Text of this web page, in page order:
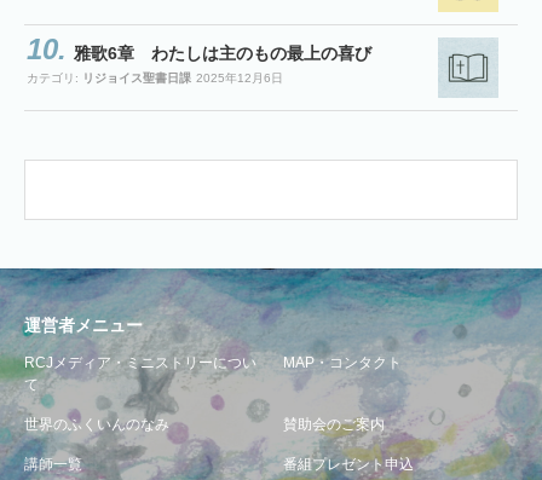
雅歌6章 わたしは主のもの最上の喜び
カテゴリ: リジョイス聖書日課 2025年12月6日
運営者メニュー
RCJメディア・ミニストリーについ
て
MAP・コンタクト
世界のふくいんのなみ 賛助会のご案内
講師一覧 番組プレゼント申込